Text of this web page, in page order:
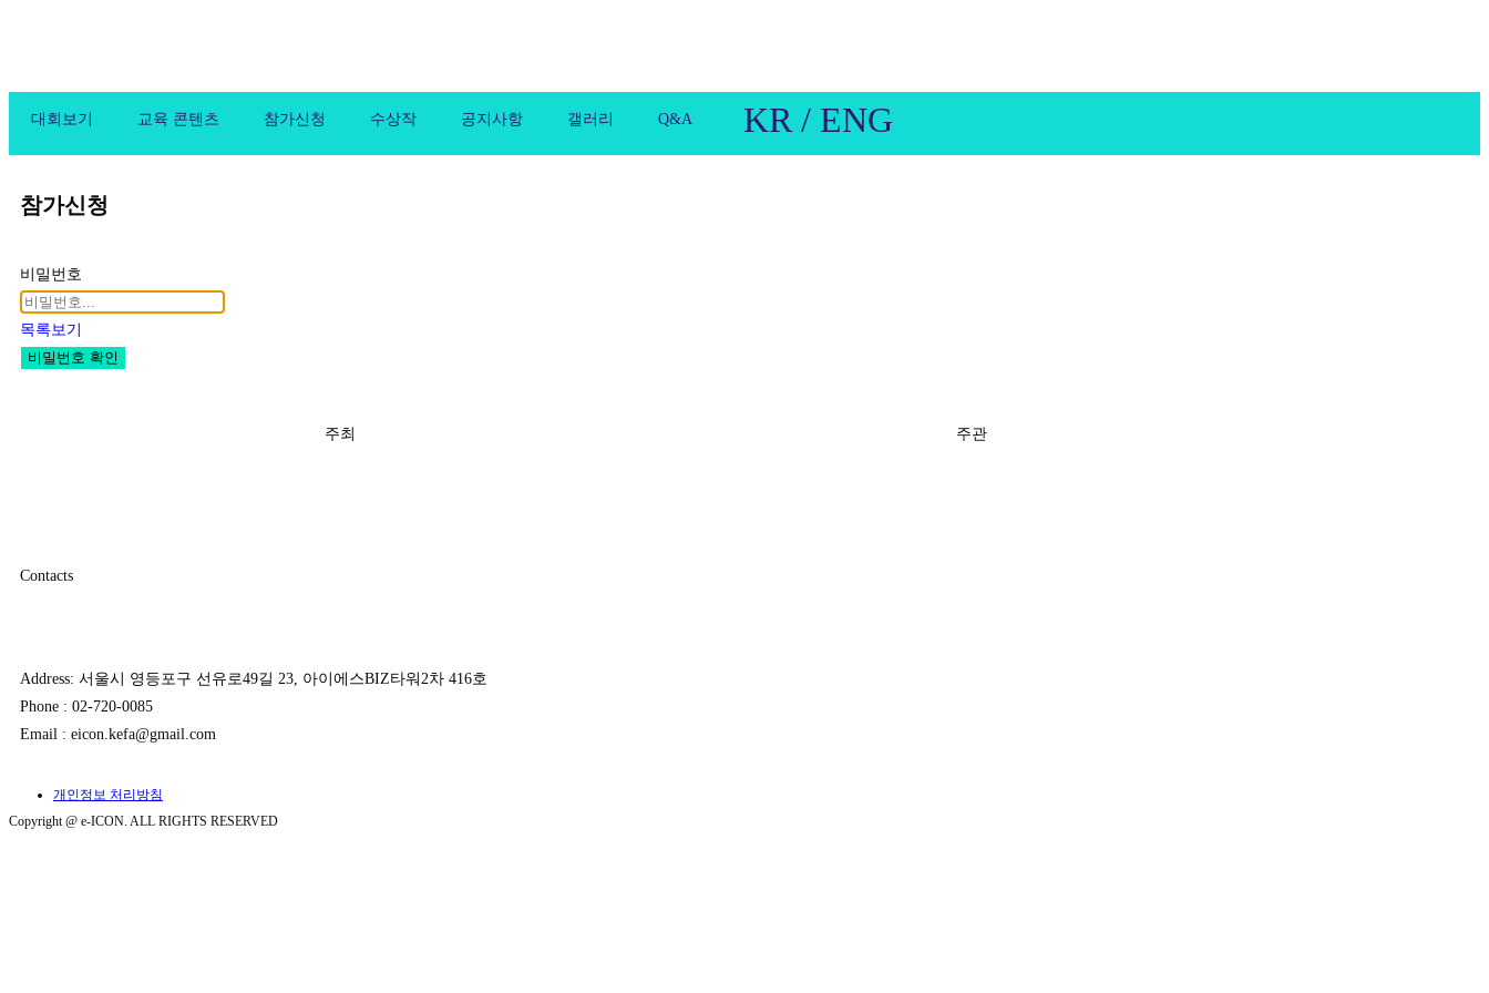
대회보기 교육 콘텐츠 참가신청 수상작 공지사항 갤러리 Q&A KR / ENG
참가신청
비밀번호
목록보기
비밀번호 확인
주최 주관
Contacts
Address: 서울시 영등포구 선유로49길 23, 아이에스BIZ타워2차 416호
Phone : 02-720-0085
Email : eicon.kefa@gmail.com
개인정보 처리방침
Copyright @ e-ICON. ALL RIGHTS RESERVED